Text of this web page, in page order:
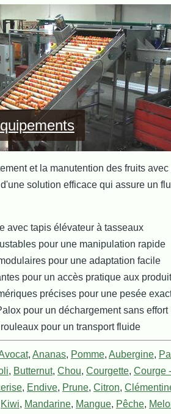
et la manutention des fruits
solution efficace qui assure un
avec tapis élévateur à tasseaux
pour une manipulation rapide
pour une adaptation facile
pour un accès pratique aux
précises pour une pesée
pour un déchargement sans effort
pour un transport fluide
, Ananas, Pomme, Aubergine,
, Butternut, Chou, Courgette, Courge
, Endive, Prune, Citron,
Kiwi, Mandarine, Mangue, Pêche,